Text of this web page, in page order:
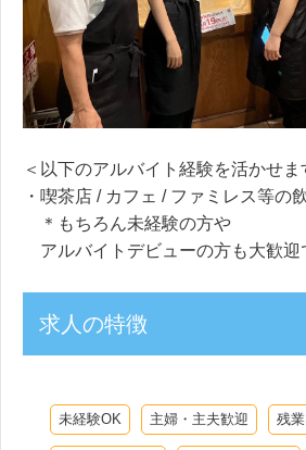
＜以下のアルバイト経験を活かせま
・喫茶店 / カフェ / ファミレス等の
＊もちろん未経験の方や
アルバイトデビューの方も大歓迎
求人の特徴
未経験OK 主婦・主夫歓迎 残